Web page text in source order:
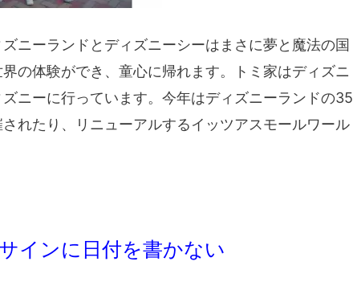
ニーランドとディズニーシーはまさに夢と魔法の国
の体験ができ、童心に帰れます。トミ家はディズニ
ニーに行っています。今年はディズニーランドの35
れたり、リニューアルするイッツアスモールワール
インに日付を書かない